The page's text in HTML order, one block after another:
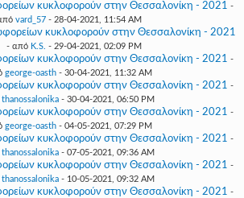
κυκλοφορούν στην Θεσσαλονίκη - 2021 -
vard_57- 28-04-2021, 11:54 AM
κυκλοφορούν στην Θεσσαλονίκη - 2021
- από K.S. - 29-04-2021, 02:09 PM
κυκλοφορούν στην Θεσσαλονίκη - 2021 -
george-oasth- 30-04-2021, 11:32 AM
κυκλοφορούν στην Θεσσαλονίκη - 2021 -
thanossalonika - 30-04-2021, 06:50 PM
κυκλοφορούν στην Θεσσαλονίκη - 2021 -
george-oasth- 04-05-2021, 07:29 PM
κυκλοφορούν στην Θεσσαλονίκη - 2021 -
thanossalonika - 07-05-2021, 09:36 AM
κυκλοφορούν στην Θεσσαλονίκη - 2021 -
thanossalonika - 10-05-2021, 09:32 AM
κυκλοφορούν στην Θεσσαλονίκη - 2021 -